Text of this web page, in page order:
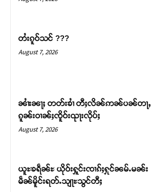
တႆးၵူဝ်သင် ???
August 7, 2026
ၼၢႆးၼႃႈ တတ်းၶၢႆ တီႈလိၼ်ဢၼ်ပၼ်တႃႇ
ၵူၼ်းဝၢၼ်ႈၸိူဝ်းၺႃးလိုပ်ႈ
August 7, 2026
ယူႊၶရဵၼ်ႊ ယိုဝ်းႁူင်းၸၢၵ်ႈႁုင်ၼမ်ႉမၼ်း
မဵၼ်မိူင်းရတ်ႉသျႃႊသွင်တီႈ